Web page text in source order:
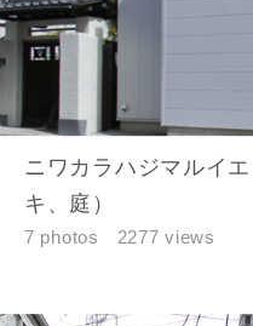
ニワカラハジマルイ
キ、庭）
7 photos 2277 views
資料請求にあたっての
た情報を利用します。
当社はお客様からいただ
た専門家へ提供すること
損害について、債務不履